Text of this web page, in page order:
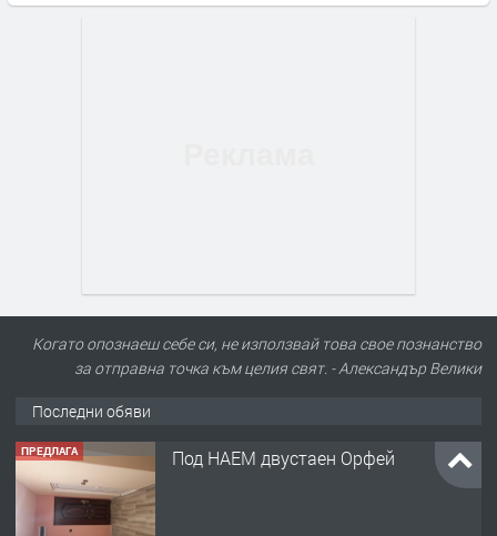
Когато опознаеш себе си, не използвай това свое познанство
за отправна точка към целия свят. - Александър Велики
Последни обяви
ПРЕДЛАГА Под НАЕМ двустаен Орфей